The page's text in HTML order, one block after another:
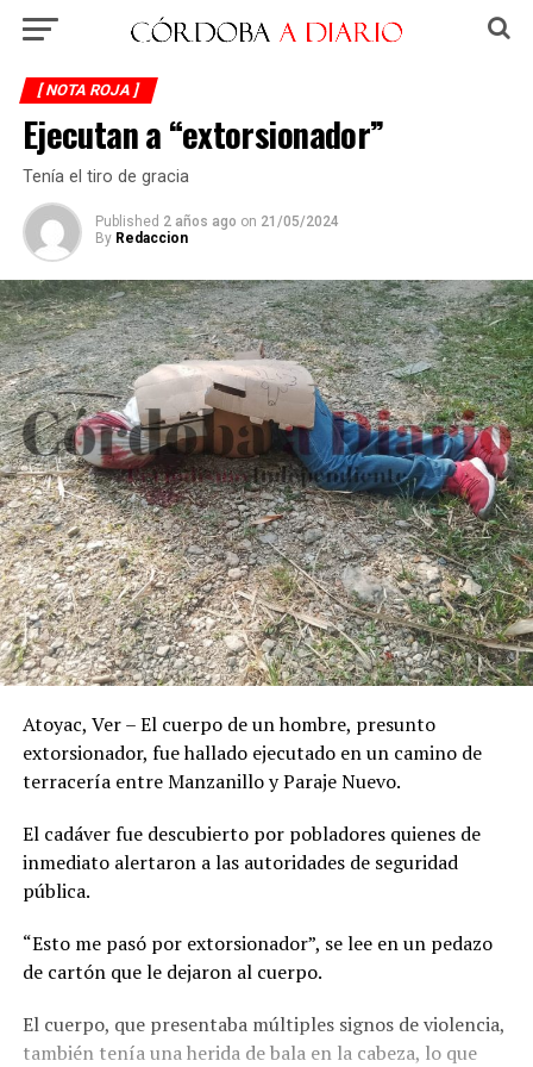
[ NOTA ROJA ]
Ejecutan a “extorsionador”
Tenía el tiro de gracia
Published 2 años ago on 21/05/2024
By Redaccion
Atoyac, Ver – El cuerpo de un hombre, presunto
extorsionador, fue hallado ejecutado en un camino de
terracería entre Manzanillo y Paraje Nuevo.
El cadáver fue descubierto por pobladores quienes de
inmediato alertaron a las autoridades de seguridad
pública.
“Esto me pasó por extorsionador”, se lee en un pedazo
de cartón que le dejaron al cuerpo.
El cuerpo, que presentaba múltiples signos de violencia,
también tenía una herida de bala en la cabeza, lo que